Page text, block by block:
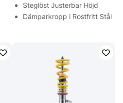
Steglöst Justerbar Höjd
Dämparkropp i Rostfritt Stål